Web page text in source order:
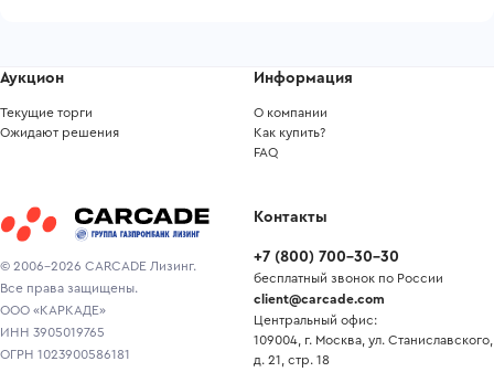
© 2006-2026 CARCADE Лизинг.
Все права защищены.
ООО «КАРКАДЕ»
ИНН 3905019765
ОГРН 1023900586181
Аукцион
Текущие торги
Ожидают решения
Информация
О компании
Как купить?
FAQ
Контакты
+7 (800) 700-30-30
бесплатный звонок по России
client@carcade.com
Центральный офис:
109004, г. Москва, ул. Станиславского,
д. 21, стр. 18